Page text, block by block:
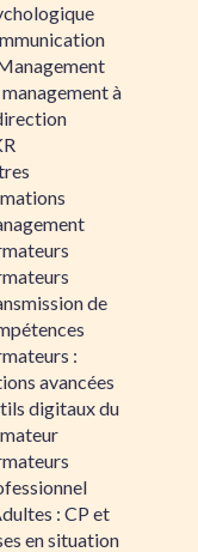
à
de
:
avancées
digitaux du
: CP et
en situation